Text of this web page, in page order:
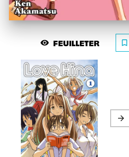
visibility FEUILLETER bookmark_border
arrow_forward